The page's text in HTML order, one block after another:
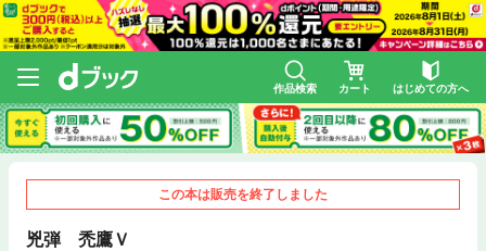
作品検索 カート はじめての方へ
この本は販売を終了しました
兇弾 禿鷹Ｖ